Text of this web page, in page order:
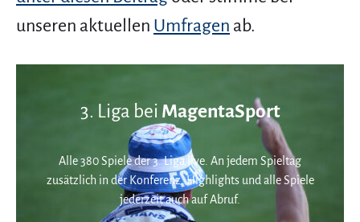
unseren aktuellen Umfragen ab.
3. Liga bei MagentaSport
Alle 380 Spiele der 3. Liga live. An jedem Spieltag
zusätzlich in der Konferenz. Highlights und alle Spiele
jederzeit auch auf Abruf.